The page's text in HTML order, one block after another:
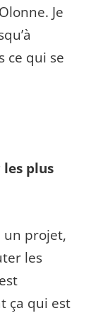
Je
ce qui se
plus
un projet,
les
ça qui est